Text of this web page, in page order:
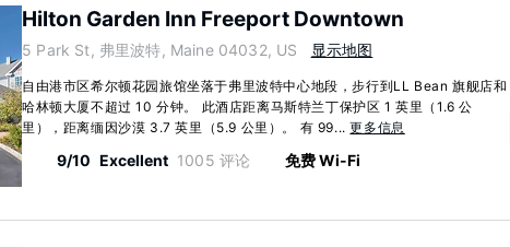
Hilton Garden Inn Freeport Downtown
5 Park St, 弗里波特, Maine 04032, US 显示地图
自由港市区希尔顿花园旅馆坐落于弗里波特中心地段，步行到LL Bean 旗舰店和
哈林顿大厦不超过 10 分钟。 此酒店距离马斯特兰丁保护区 1 英里（1.6 公
里），距离缅因沙漠 3.7 英里（5.9 公里）。 有 99...更多信息
9/10 Excellent 1005 评论 免费 Wi-Fi